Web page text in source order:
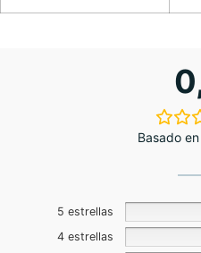
Basado
5 estrellas
4 estrellas